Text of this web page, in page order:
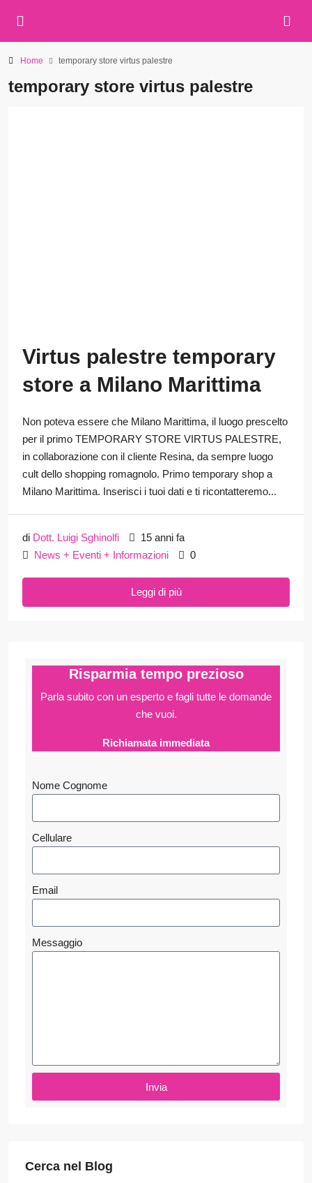
Home temporary store virtus palestre
temporary store virtus palestre
Virtus palestre temporary
store a Milano Marittima
Non poteva essere che Milano Marittima, il luogo prescelto
per il primo TEMPORARY STORE VIRTUS PALESTRE,
in collaborazione con il cliente Resina, da sempre luogo
cult dello shopping romagnolo. Primo temporary shop a
Milano Marittima. Inserisci i tuoi dati e ti ricontatteremo...
di Dott. Luigi Sghinolfi
15 anni fa
News + Eventi + Informazioni
0
Leggi di più
Risparmia tempo prezioso
Parla subito con un esperto e fagli tutte le domande
che vuoi.
Richiamata immediata
Nome Cognome
Cellulare
Email
Messaggio
Invia
Cerca nel Blog